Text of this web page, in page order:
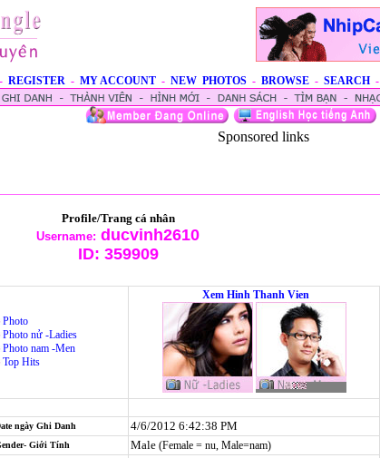
- REGISTER - MY ACCOUNT - NEW PHOTOS - BROWSE - SEARCH -
Sponsored links
Profile/Trang cá nhân
Username: ducvinh2610
ID: 359909
Photo
Photo nử -Ladies
Photo nam -Men
Top Hits
Xem Hinh Thanh Vien
ngày Ghi Danh 4/6/2012 6:42:38 PM
Giới Tính Male (Female = nu, Male=nam)